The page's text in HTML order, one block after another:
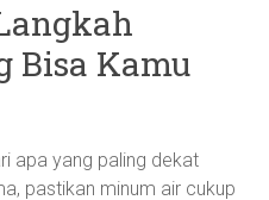
Bisa Kamu
apa yang paling dekat
pastikan minum air cukup